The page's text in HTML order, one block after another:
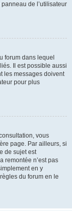
de l’utilisateur
forum dans lequel
Il est possible aussi
les messages doivent
pour plus
vous
page. Par ailleurs, si
de sujet est
remontée n’est pas
en y
du forum en le